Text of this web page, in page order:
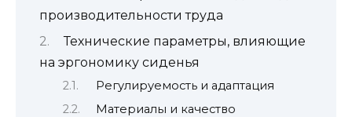
производительности труда
Технические параметры, влияющие
на эргономику сиденья
Регулируемость и адаптация
Материалы и качество